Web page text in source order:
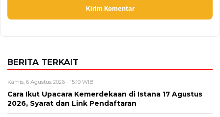
BERITA TERKAIT
Kamis, 6 Agustus 2026 - 15:19 WIB
Cara Ikut Upacara Kemerdekaan di Istana 17 Agustus
2026, Syarat dan Link Pendaftaran